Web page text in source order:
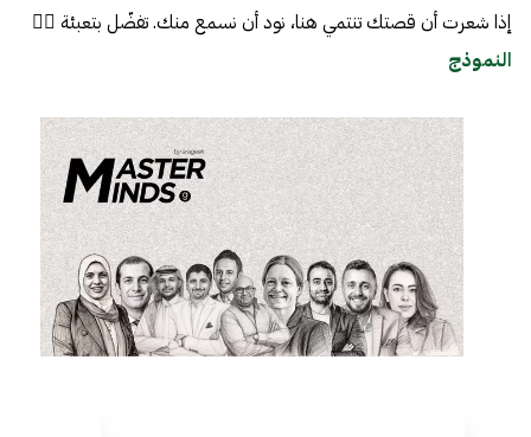
إذا شعرت أن قصتك تنتمي هنا، نود أن نسمع منك. تفضّل بتعبئة 👈🏼
النموذج